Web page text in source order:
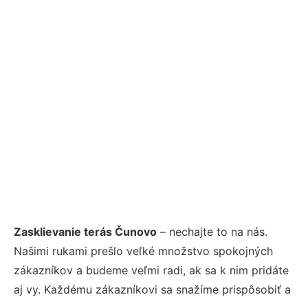
Zasklievanie terás Čunovo – nechajte to na nás.
Našimi rukami prešlo veľké množstvo spokojných
zákazníkov a budeme veľmi radi, ak sa k nim pridáte
aj vy. Každému zákazníkovi sa snažíme prispôsobiť a